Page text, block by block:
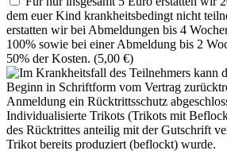
dem euer Kind krankheitsbedingt nicht
erstatten wir bei Abmeldungen bis 4
100% sowie bei einer Abmeldung bis 2
50% der Kosten. (5,00 €)